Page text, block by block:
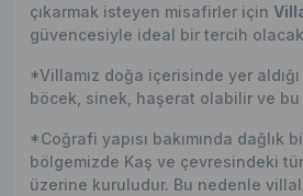
çıkarmak isteyen misafirler için
güvencesiyle ideal bir tercih
*Villamız doğa içerisinde yer
böcek, sinek, haşerat olabilir ve bu
*Coğrafi yapısı bakımında dağlık
bölgemizde Kaş ve çevresindeki
üzerine kuruludur. Bu nedenle